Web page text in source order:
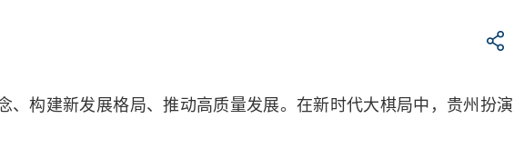
、构建新发展格局、推动高质量发展。在新时代大棋局中，贵州扮演